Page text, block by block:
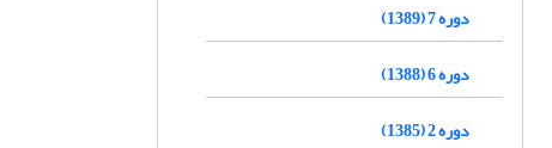
دوره 7 (1389)
دوره 6 (1388)
دوره 2 (1385)